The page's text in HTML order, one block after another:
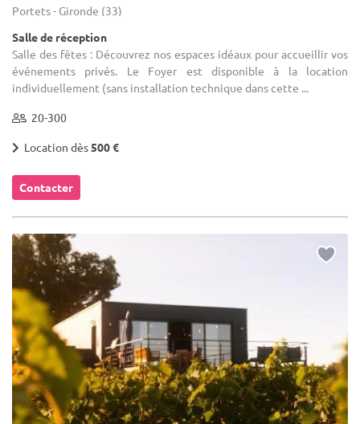
Portets - Gironde (33)
Salle de réception
Salle des fêtes : Découvrez nos espaces idéaux pour accueillir vos
événements privés. Le Foyer est disponible à la location
individuellement (sans installation technique dans cette ...
20-300
Location dès500 €
Contacter